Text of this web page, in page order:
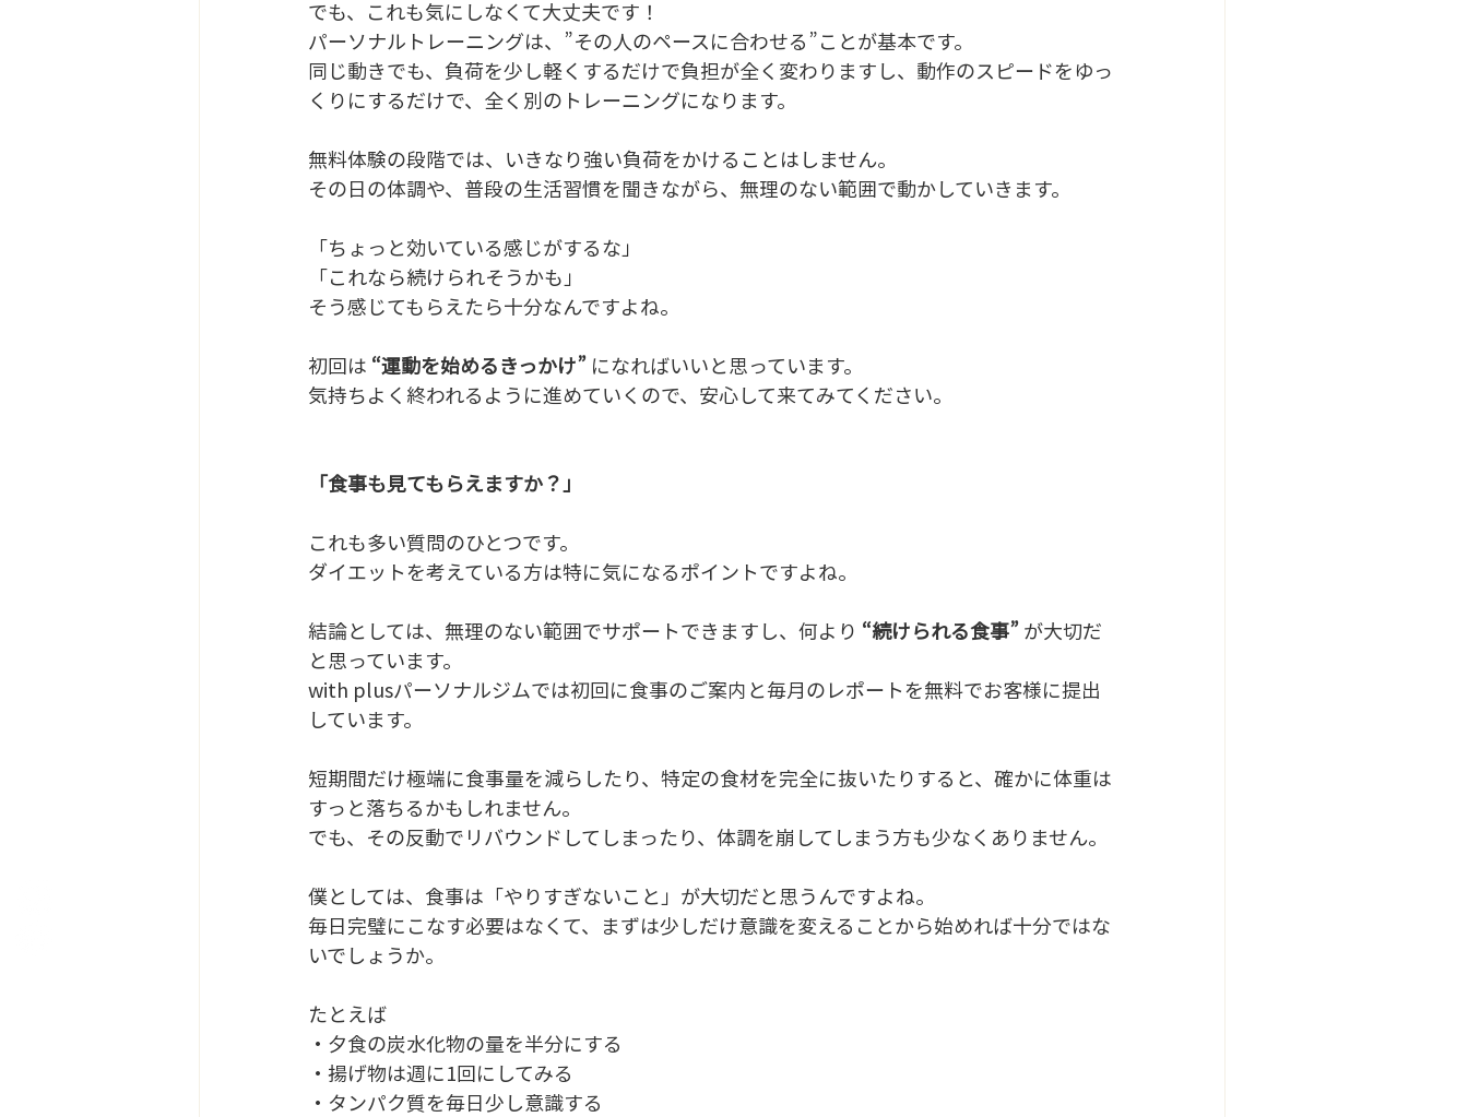
でも、これも気にしなくて大丈夫です！
パーソナルトレーニングは、”その人のペースに合わせる”ことが基本です。
同じ動きでも、負荷を少し軽くするだけで負担が全く変わりますし、動作のスピードをゆっ
くりにするだけで、全く別のトレーニングになります。
無料体験の段階では、いきなり強い負荷をかけることはしません。
その日の体調や、普段の生活習慣を聞きながら、無理のない範囲で動かしていきます。
「ちょっと効いている感じがするな」
「これなら続けられそうかも」
そう感じてもらえたら十分なんですよね。
初回は “運動を始めるきっかけ” になればいいと思っています。
気持ちよく終われるように進めていくので、安心して来てみてください。
「食事も見てもらえますか？」
これも多い質問のひとつです。
ダイエットを考えている方は特に気になるポイントですよね。
結論としては、無理のない範囲でサポートできますし、何より “続けられる食事” が大切だ
と思っています。
with plusパーソナルジムでは初回に食事のご案内と毎月のレポートを無料でお客様に提出
しています。
短期間だけ極端に食事量を減らしたり、特定の食材を完全に抜いたりすると、確かに体重は
すっと落ちるかもしれません。
でも、その反動でリバウンドしてしまったり、体調を崩してしまう方も少なくありません。
僕としては、食事は「やりすぎないこと」が大切だと思うんですよね。
毎日完璧にこなす必要はなくて、まずは少しだけ意識を変えることから始めれば十分ではな
いでしょうか。
たとえば
・夕食の炭水化物の量を半分にする
・揚げ物は週に1回にしてみる
・タンパク質を毎日少し意識する